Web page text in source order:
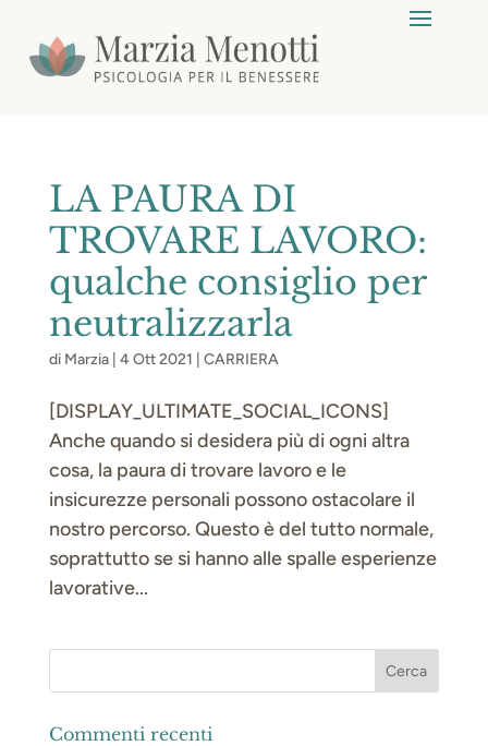
LA PAURA DI
TROVARE LAVORO:
qualche consiglio per
neutralizzarla
di Marzia| 4 Ott 2021 CARRIERA
[DISPLAY_ULTIMATE_SOCIAL_ICONS]
Anche quando si desidera più di ogni altra
cosa, la paura di trovare lavoro e le
insicurezze personali possono ostacolare il
nostro percorso. Questo è del tutto normale,
soprattutto se si hanno alle spalle esperienze
lavorative...
Commenti recenti